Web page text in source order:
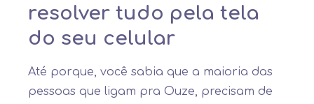
resolver tudo pela tela
do seu celular
Até porque, você sabia que a maioria das
pessoas que ligam pra Ouze, precisam de